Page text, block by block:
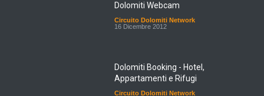
Circuito Dolomiti Network
16 Dicembre 2012
Appartamenti e Rifugi
Circuito Dolomiti Network
16 Dicembre 2012